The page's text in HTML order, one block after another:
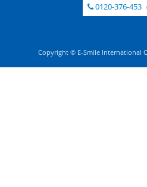
0120-376-453
Copyright © E-Smile International